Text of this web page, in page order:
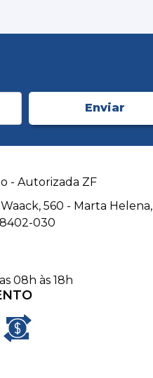
Enviar
- Autorizada ZF
560 - Marta Helena,
030
08h às 18h